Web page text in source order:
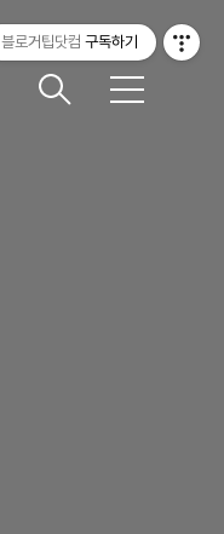
메
블로거팁닷컴 구독하기